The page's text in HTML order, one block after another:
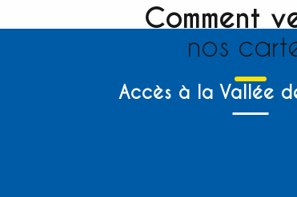
Comment
nos
Accès à la Vallée